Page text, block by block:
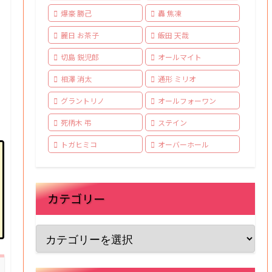
爆豪 勝己 轟 焦凍
麗日 お茶子 飯田 天哉
切島 鋭児郎 オールマイト
相澤 消太 通形 ミリオ
グラントリノ オールフォーワン
死柄木 弔 ステイン
トガヒミコ オーバーホール
カテゴリー